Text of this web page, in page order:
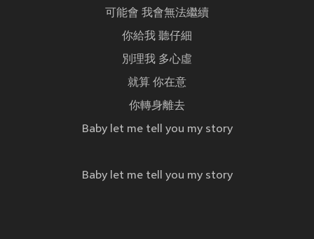
可能會 我會無法繼續
你給我 聽仔細
別理我 多心虛
就算 你在意
你轉身離去
Baby let me tell you my story
Baby let me tell you my story